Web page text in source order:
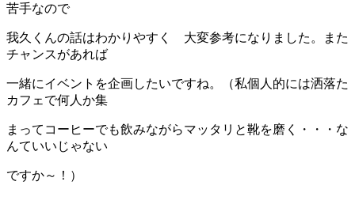
苦手なので
我久くんの話はわかりやすく 大変参考になりました。また
チャンスがあれば
一緒にイベントを企画したいですね。（私個人的には洒落た
カフェで何人か集
まってコーヒーでも飲みながらマッタリと靴を磨く・・・な
んていいじゃない
ですか～！）